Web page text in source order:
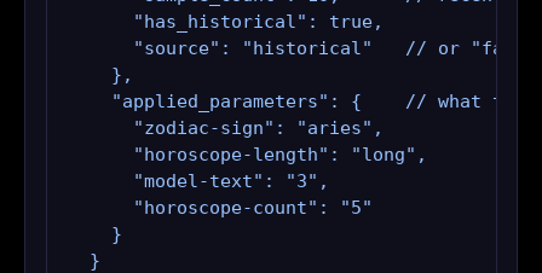
      "has_historical": true,
"source": "historical"   // or
    },
"applied_parameters": {    // what the
      "zodiac-sign": "aries",
      "horoscope-length": "long",
      "model-text": "3",
      "horoscope-count": "5"
    }
  }